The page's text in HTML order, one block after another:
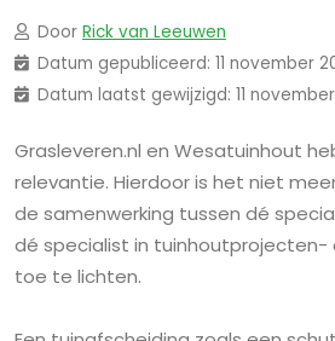
Door Rick van Leeuwen
Datum gepubliceerd: 11 november
Datum laatst gewijzigd: 11
Grasleveren.nl en Wesatuinhout
relevantie. Hierdoor is het niet
de samenwerking tussen dé
dé specialist in tuinhoutprojecten-
toe te lichten.